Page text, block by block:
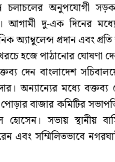
চলাচলের অনুপযোগী
আগামী দু-এক দিনের
অ্যাম্বুলেন্স প্রদান এবং
হজে পাঠানোর ঘোষণা
দেন বাংলাদেশ
অন্যান্যের মধ্যে বক্তব্য
বাজার কমিটির
সভায় স্থানীয়
এবং সম্মিলিতভাবে